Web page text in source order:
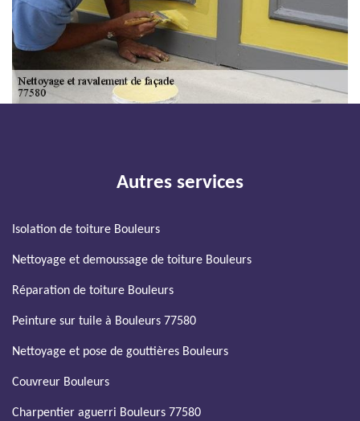
Autres services
Isolation de toiture Bouleurs
Nettoyage et demoussage de toiture Bouleurs
Réparation de toiture Bouleurs
Peinture sur tuile à Bouleurs 77580
Nettoyage et pose de gouttières Bouleurs
Couvreur Bouleurs
Charpentier aguerri Bouleurs 77580